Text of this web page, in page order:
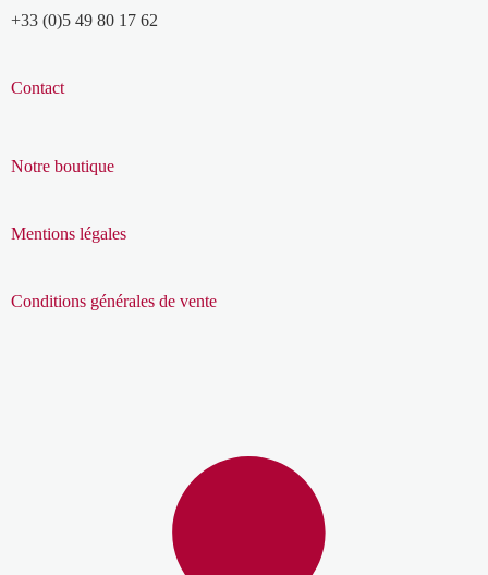
+33 (0)5 49 80 17 62
Contact
Notre boutique
Mentions légales
Conditions générales de vente